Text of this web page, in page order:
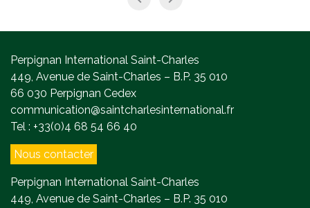
Perpignan International Saint-Charles
449, Avenue de Saint-Charles – B.P. 35 010
66 030 Perpignan Cedex
communication@saintcharlesinternational.fr
Tel : +33(0)4 68 54 66 40
Nous contacter
Perpignan International Saint-Charles
449, Avenue de Saint-Charles – B.P. 35 010